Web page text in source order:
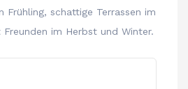
Frühling, schattige Terrassen im
im Herbst und Winter.